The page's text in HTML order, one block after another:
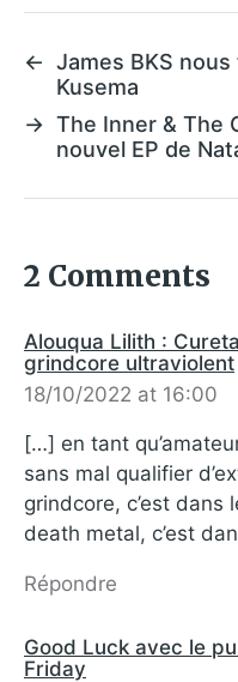
← James BKS
Kusema
→ The Inner & The
nouvel EP de
2 Comments
Alouqua Lilith :
grindcore ultraviolent
18/10/2022 at 16:00
[…] en tant
sans mal qualifier
grindcore, c’est dans
death metal, c’est
Répondre
Good Luck avec le
Friday